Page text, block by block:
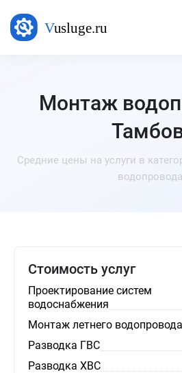
Монтаж
Средние цены на услуги в
Стоимость услуг
Проектирование систем
водоснабжения
Монтаж летнего водопровода
Разводка ГВС
Разводка ХВС